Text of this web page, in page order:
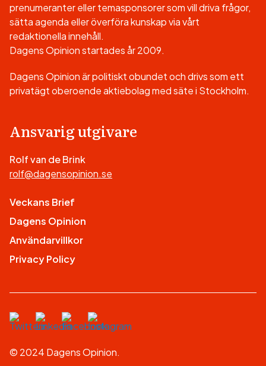
prenumeranter eller temasponsorer som vill driva frågor,
sätta agenda eller överföra kunskap via vårt
redaktionella innehåll.
Dagens Opinion startades år 2009.
Dagens Opinion är politiskt obundet och drivs som ett
privatägt oberoende aktiebolag med säte i Stockholm.
Ansvarig utgivare
Rolf van de Brink
rolf@dagensopinion.se
Veckans Brief
Dagens Opinion
Användarvillkor
Privacy Policy
© 2024 Dagens Opinion.